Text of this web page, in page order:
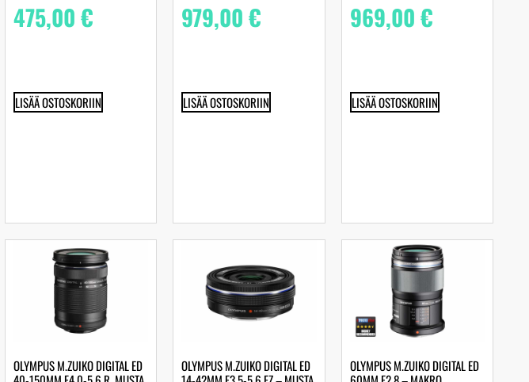
475,00€
LISÄÄ OSTOSKORIIN
979,00€
LISÄÄ OSTOSKORIIN
969,00€
LISÄÄ OSTOSKORIIN
OLYMPUS M.ZUIKO DIGITAL ED
OLYMPUS M.ZUIKO DIGITAL ED
OLYMPUS M.ZUIKO DIGITAL ED